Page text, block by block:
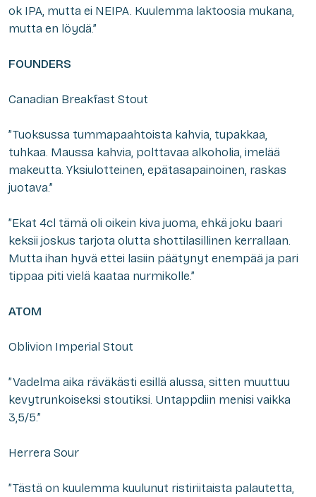
ok IPA, mutta ei NEIPA. Kuulemma laktoosia mukana,
mutta en löydä.”
FOUNDERS
Canadian Breakfast Stout
”Tuoksussa tummapaahtoista kahvia, tupakkaa,
tuhkaa. Maussa kahvia, polttavaa alkoholia, imelää
makeutta. Yksiulotteinen, epätasapainoinen, raskas
juotava.”
”Ekat 4cl tämä oli oikein kiva juoma, ehkä joku baari
keksii joskus tarjota olutta shottilasillinen kerrallaan.
Mutta ihan hyvä ettei lasiin päätynyt enempää ja pari
tippaa piti vielä kaataa nurmikolle.”
ATOM
Oblivion Imperial Stout
”Vadelma aika räväkästi esillä alussa, sitten muuttuu
kevytrunkoiseksi stoutiksi. Untappdiin menisi vaikka
3,5/5.”
Herrera Sour
”Tästä on kuulemma kuulunut ristiriitaista palautetta,